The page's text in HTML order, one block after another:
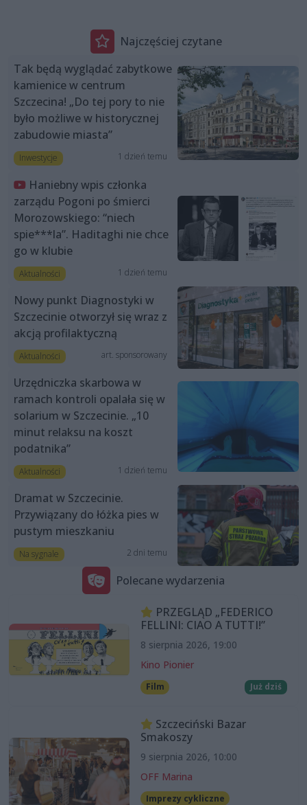
Najczęściej czytane
Tak będą wyglądać zabytkowe
kamienice w centrum
Szczecina! „Do tej pory to nie
było możliwe w historycznej
zabudowie miasta”
Inwestycje 1 dzień temu
Haniebny wpis członka
zarządu Pogoni po śmierci
Morozowskiego: “niech
spie***la”. Haditaghi nie chce
go w klubie
Aktualności 1 dzień temu
Nowy punkt Diagnostyki w
Szczecinie otworzył się wraz z
akcją profilaktyczną
Aktualności art. sponsorowany
Urzędniczka skarbowa w
ramach kontroli opalała się w
solarium w Szczecinie. „10
minut relaksu na koszt
podatnika”
Aktualności 1 dzień temu
Dramat w Szczecinie.
Przywiązany do łóżka pies w
pustym mieszkaniu
Na sygnale 2 dni temu
Polecane wydarzenia
PRZEGLĄD „FEDERICO
FELLINI: CIAO A TUTTI!”
8 sierpnia 2026, 19:00
Kino Pionier
Film Już dziś
Szczeciński Bazar
Smakoszy
9 sierpnia 2026, 10:00
OFF Marina
Imprezy cykliczne